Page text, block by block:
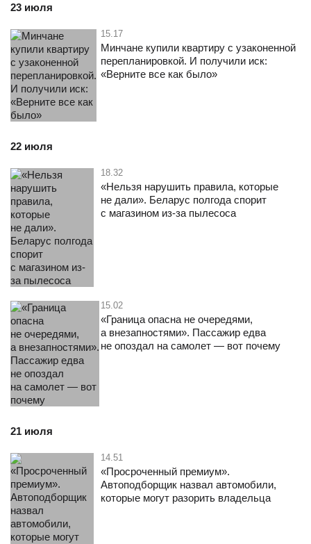
23 июля
Минчане купили квартиру с узаконенной
перепланировкой. И получили иск:
«Верните все как было»
15.17
22 июля
«Нельзя нарушить правила, которые
не дали». Беларус полгода спорит
с магазином из-за пылесоса
18.32
«Граница опасна не очередями,
а внезапностями». Пассажир едва
не опоздал на самолет — вот почему
15.02
21 июля
«Просроченный премиум».
Автоподборщик назвал автомобили,
которые могут разорить владельца
14.51